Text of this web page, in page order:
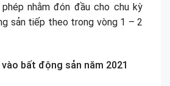
nhằm đón đầu cho chu kỳ
sản tiếp theo trong vòng 1 – 2
bất động sản năm 2021